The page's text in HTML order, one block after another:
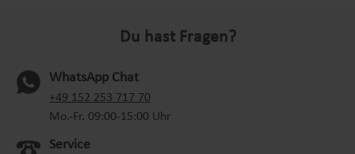
Du hast Fragen?
WhatsApp Chat
+49 152 253 717 70
Mo.-Fr. 09:00-15:00 Uhr
Service